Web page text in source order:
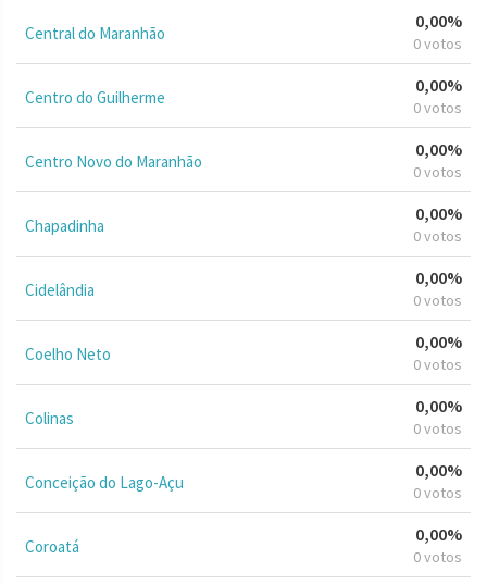
Central do Maranhão
0,00%
0 votos
Centro do Guilherme
0,00%
0 votos
Centro Novo do Maranhão
0,00%
0 votos
Chapadinha
0,00%
0 votos
Cidelândia
0,00%
0 votos
Coelho Neto
0,00%
0 votos
Colinas
0,00%
0 votos
Conceição do Lago-Açu
0,00%
0 votos
Coroatá
0,00%
0 votos